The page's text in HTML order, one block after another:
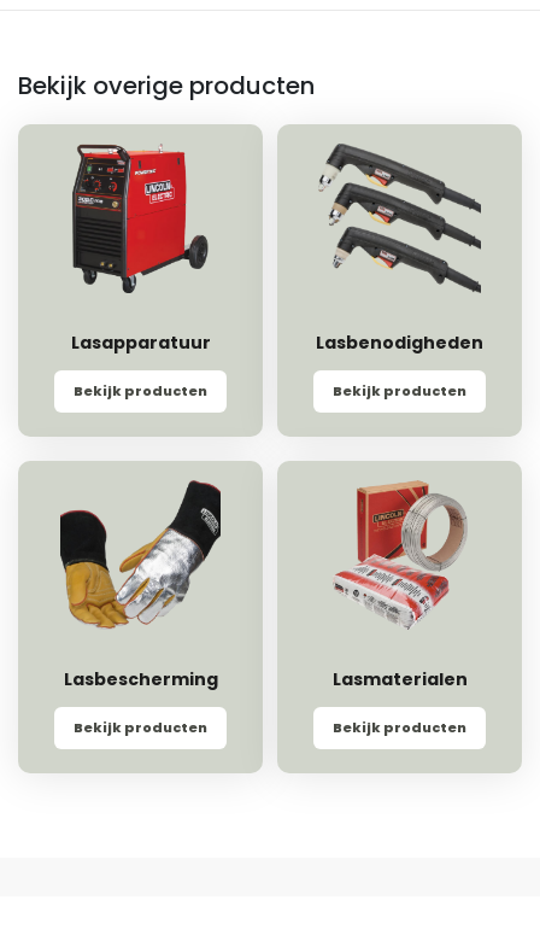
Bekijk overige producten
Lasapparatuur
Bekijk producten
Lasbenodigheden
Bekijk producten
Lasbescherming
Bekijk producten
Lasmaterialen
Bekijk producten